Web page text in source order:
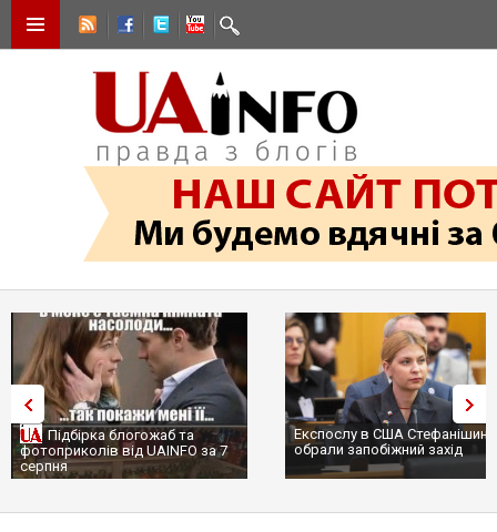
Підбірка блогожаб та
фотоприколів від UAINFO за 7
серпня
Експослу в США
обрали запобіжний захід